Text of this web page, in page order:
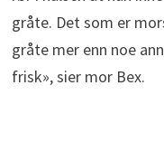
gråte. Det som er
gråte mer enn noe
frisk», sier mor Bex.